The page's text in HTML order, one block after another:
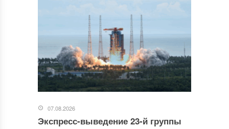
07.08.2026
Экспресс-выведение 23-й группы